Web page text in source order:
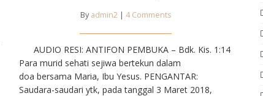
By admin2 | 4 Comments
AUDIO RESI: ANTIFON PEMBUKA – Bdk. Kis. 1:14
Para murid sehati sejiwa bertekun dalam
doa bersama Maria, Ibu Yesus. PENGANTAR:
Saudara-saudari ytk, pada tanggal 3 Maret 2018,